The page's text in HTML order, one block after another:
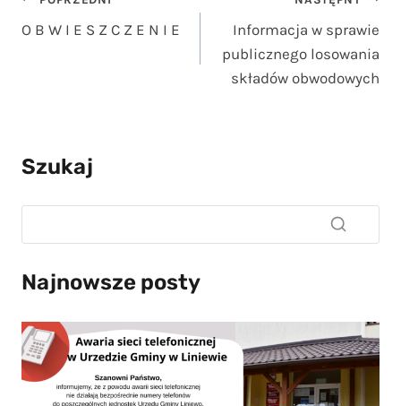
wpisu
O B W I E S Z C Z E N I E
Informacja w sprawie
publicznego losowania
składów obwodowych
Szukaj
Najnowsze posty